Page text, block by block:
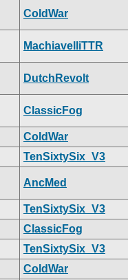
ColdWar
MachiavelliTTR
DutchRevolt
ClassicFog
ColdWar
TenSixtySix_V3
AncMed
TenSixtySix_V3
ClassicFog
TenSixtySix_V3
ColdWar